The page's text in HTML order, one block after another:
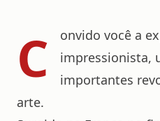
C
onvido você a
impressionista,
importantes
arte.